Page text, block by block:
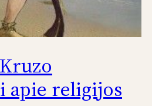
apie religijos